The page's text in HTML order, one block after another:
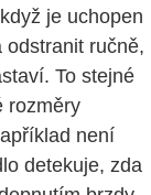
je uchopen
odstranit ručně,
To stejné
rozměry
není
detekuje, zda